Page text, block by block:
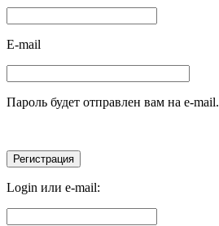
E-mail
Пароль будет отправлен вам на e-mail.
Login или e-mail: